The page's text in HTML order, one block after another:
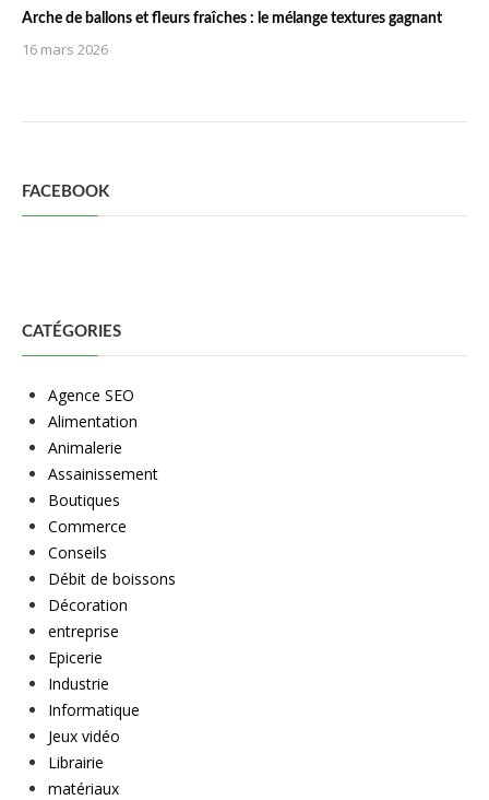
Arche de ballons et fleurs fraîches : le mélange textures gagnant
16 mars 2026
FACEBOOK
CATÉGORIES
Agence SEO
Alimentation
Animalerie
Assainissement
Boutiques
Commerce
Conseils
Débit de boissons
Décoration
entreprise
Epicerie
Industrie
Informatique
Jeux vidéo
Librairie
matériaux